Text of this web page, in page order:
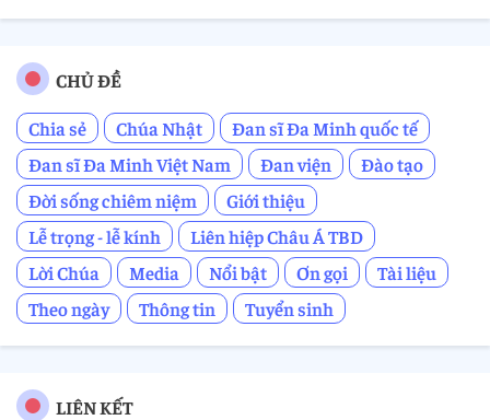
CHỦ ĐỀ
Chia sẻ
Chúa Nhật
Đan sĩ Đa Minh quốc tế
Đan sĩ Đa Minh Việt Nam
Đan viện
Đào tạo
Đời sống chiêm niệm
Giới thiệu
Lễ trọng - lễ kính
Liên hiệp Châu Á TBD
Lời Chúa
Media Nổi bật Ơn gọi
Tài liệu
Theo ngày
Thông tin Tuyển sinh
LIÊN KẾT